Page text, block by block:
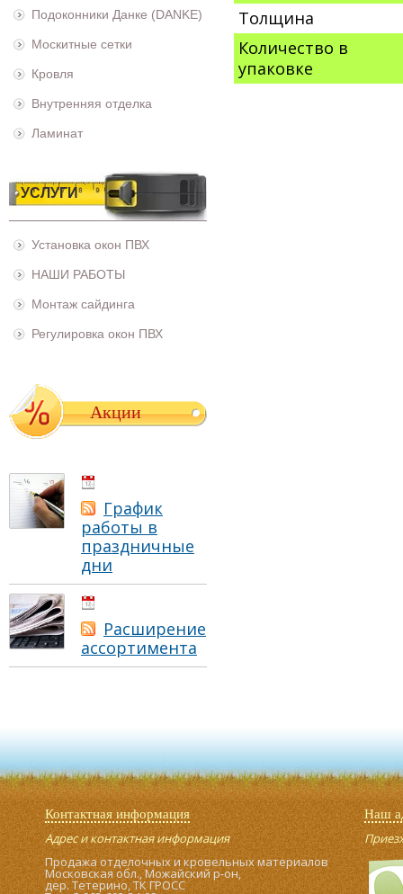
Подоконники Данке (DANKE)
Москитные сетки
Кровля
Внутренняя отделка
Ламинат
УСЛУГИ
Установка окон ПВХ
НАШИ РАБОТЫ
Монтаж сайдинга
Регулировка окон ПВХ
Акции
График
работы в
праздничные
дни
Расширение
ассортимента
Толщина
Количество в
упаковке
Контактная информация
Адрес и контактная информация
Продажа отделочных и кровельных материалов
Московская обл., Можайский р-он,
дер. Тетерино, ТК ГРОСС
Наш